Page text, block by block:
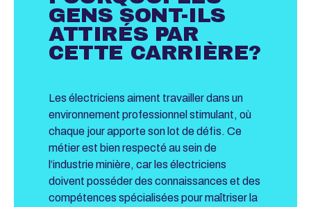
GENS SONT-ILS
ATTIRÉS PAR
CETTE CARRIÈRE?
Les électriciens aiment travailler dans un
environnement professionnel stimulant, où
chaque jour apporte son lot de défis. Ce
métier est bien respecté au sein de
l’industrie minière, car les électriciens
doivent posséder des connaissances et des
compétences spécialisées pour maîtriser la